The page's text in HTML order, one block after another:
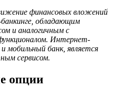
финансовых вложений
обладающим
и аналогичным с
Интернет-
мобильный банк, является
сервисом.
опции